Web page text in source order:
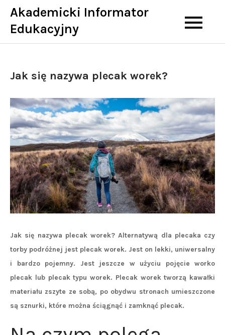
Skip
content
Akademicki Informator
Edukacyjny
Jak się nazywa plecak worek?
Jak się nazywa plecak worek? Alternatywą dla plecaka czy
torby podróżnej jest plecak worek. Jest on lekki, uniwersalny
i bardzo pojemny. Jest jeszcze w użyciu pojęcie worko
plecak lub plecak typu worek. Plecak worek tworzą kawałki
materiału zszyte ze sobą, po obydwu stronach umieszczone
są sznurki, które można ściągnąć i zamknąć plecak.